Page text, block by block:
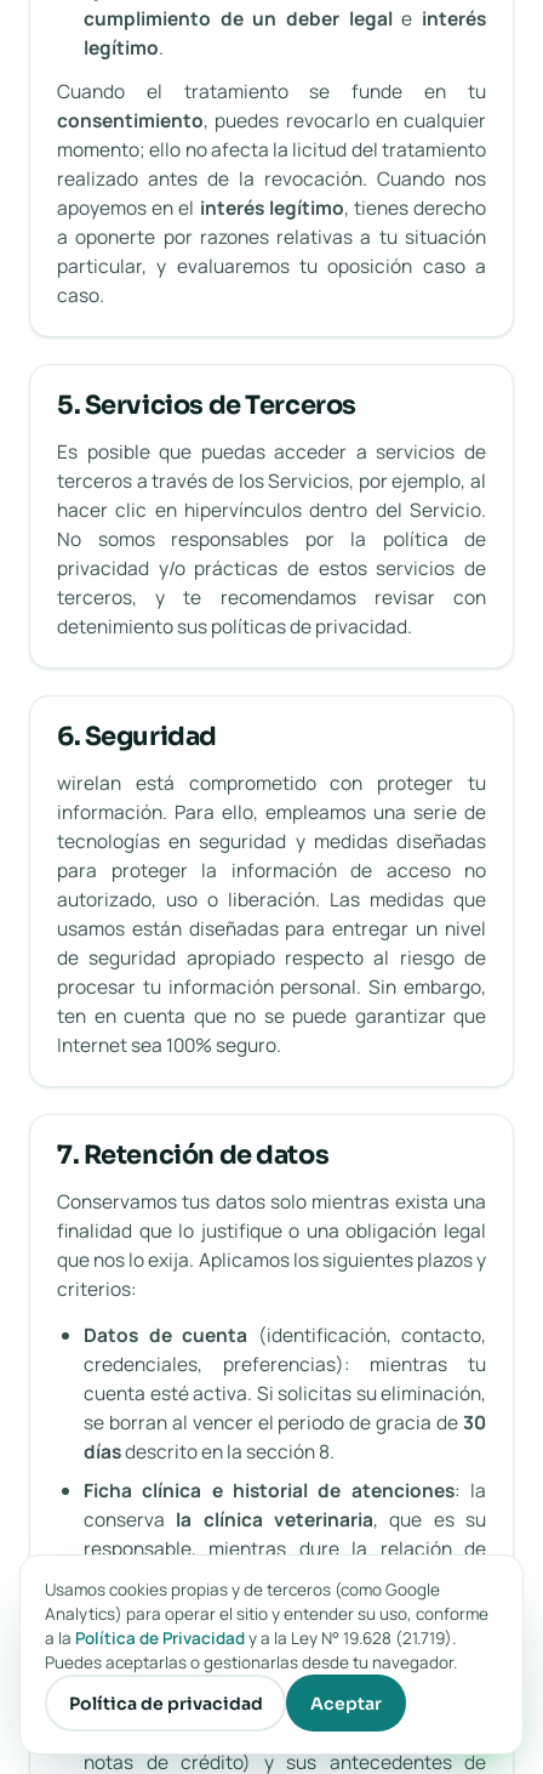
cumplimiento de un deber legal e interés
legítimo.
Cuando el tratamiento se funde en tu
consentimiento, puedes revocarlo en cualquier
momento; ello no afecta la licitud del tratamiento
realizado antes de la revocación. Cuando nos
apoyemos en el interés legítimo, tienes derecho
a oponerte por razones relativas a tu situación
particular, y evaluaremos tu oposición caso a
caso.
5. Servicios de Terceros
Es posible que puedas acceder a servicios de
terceros a través de los Servicios, por ejemplo, al
hacer clic en hipervínculos dentro del Servicio.
No somos responsables por la política de
privacidad y/o prácticas de estos servicios de
terceros, y te recomendamos revisar con
detenimiento sus políticas de privacidad.
6. Seguridad
wirelan está comprometido con proteger tu
información. Para ello, empleamos una serie de
tecnologías en seguridad y medidas diseñadas
para proteger la información de acceso no
autorizado, uso o liberación. Las medidas que
usamos están diseñadas para entregar un nivel
de seguridad apropiado respecto al riesgo de
procesar tu información personal. Sin embargo,
ten en cuenta que no se puede garantizar que
Internet sea 100% seguro.
7. Retención de datos
Conservamos tus datos solo mientras exista una
finalidad que lo justifique o una obligación legal
que nos lo exija. Aplicamos los siguientes plazos y
criterios:
Datos de cuenta (identificación, contacto,
credenciales, preferencias): mientras tu
cuenta esté activa. Si solicitas su eliminación,
se borran al vencer el periodo de gracia de30
díasdescrito en la sección 8.
Ficha clínica e historial de atenciones: la
conserva la clínica veterinaria, que es su
responsable, mientras dure la relación de
atención y, como mínimo,
5 años
desde la
última prestación, plazo alineado con la
prescripción de las acciones de
responsabilidad. La clínica puede definir un
plazo mayor cuando una norma se lo exija.
Documentos tributarios(boletas, facturas,
notas de crédito) y sus antecedentes de
Usamos cookies propias y de terceros (como Google
Analytics) para operar el sitio y entender su uso, conforme
a la Política de Privacidady a la Ley N° 19.628 (21.719).
Puedes aceptarlas o gestionarlas desde tu navegador.
Política de privacidad
Aceptar